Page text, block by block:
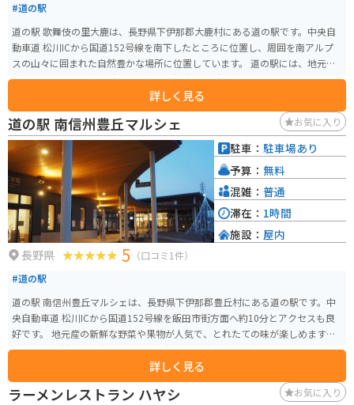
#道の駅
道の駅 歌舞伎の里大鹿は、長野県下伊那郡大鹿村にある道の駅です。中央自
動車道 松川ICから国道152号線を南下したところに位置し、周囲を南アルプ
スの山々に囲まれた自然豊かな場所に位置しています。 道の駅には、地元の
特産品を販売する直売所や、食事処、観光案内所などがあります。特産品と
しては、地元産のそばや野菜、山菜などが人気です。また、道の駅のすぐそ
ばには、大鹿歌舞伎の舞台となる大鹿村中央舞台があり、毎年4月と10月には
歌舞伎が上演されます。 バイクで訪れる場合、道の駅には広い駐車場が完備
されているので安心です。周辺には、南アルプスを望む絶景ポイントが点在
しており、ツーリングの休憩場所としても最適です。 【おすすめポイント】
* 大鹿歌舞伎の舞台を見学 * 南アルプスの絶景を楽しむ * 地元産のそばや山菜
を味わう 【周辺情報】 * 大鹿村中央舞台 * 鹿塩温泉 * 分杭峠（パワースポッ
ト）
詳しく見る
道の駅 南信州豊丘マルシェ お気に入り
長野県 5 （口コミ1件）
#道の駅
道の駅 南信州豊丘マルシェは、長野県下伊那郡豊丘村にある道の駅です。中
央自動車道 松川ICから国道152号線を飯田市街方面へ約10分とアクセスも良
好です。 地元産の新鮮な野菜や果物が人気で、とれたての味が楽しめます。
特に、豊丘村は市田柿の産地として有名で、秋には干し柿作り体験なども開
催されます。レストランでは、地元の食材を使った料理を味わうことができ
ます。 バイク置き場は、建物のすぐ横に広々としたスペースが用意されてい
るので安心です。道の駅の向かい側には、南アルプスの絶景を望むことがで
詳しく見る
駐車： 駐車場あり
予算： 無料
混雑： 普通
滞在： 1時間
施設： 屋内
ラーメンレストラン ハヤシ お気に入り